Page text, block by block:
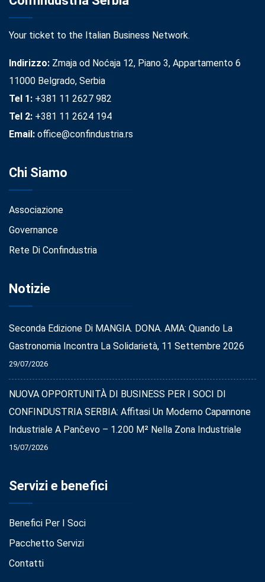
Your ticket to the Italian Business Network.
Indirizzo: Zmaja od Noćaja 12, Piano 3, Appartamento 6
11000 Belgrado, Serbia
Tel 1: +381 11 2627 982
Tel 2: +381 11 2624 194
Email: office@confindustria.rs
Chi Siamo
Associazione
Governance
Rete Di Confindustria
Notizie
Seconda Edizione Di MANGIA. DONA. AMA: Quando La
Gastronomia Incontra La Solidarietà, 11 Settembre 2026
29/07/2026
NUOVA OPPORTUNITÀ DI BUSINESS PER I SOCI DI
CONFINDUSTRIA SERBIA: Affitasi Un Moderno Capannone
Industriale A Pančevo – 1.200 M² Nella Zona Industriale
15/07/2026
Servizi e benefici
Benefici Per I Soci
Pacchetto Servizi
Contatti